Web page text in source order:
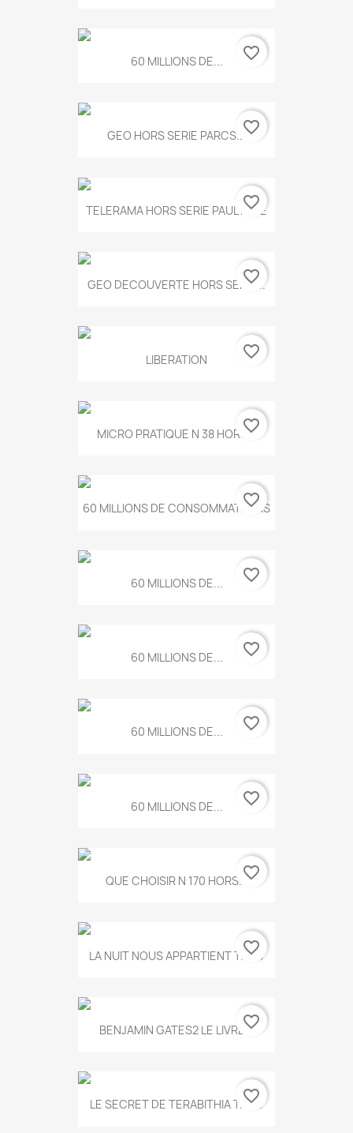
60 MILLIONS DE... favorite_border
GEO HORS SERIE PARCS...favorite_border
TELERAMA HORS SERIE PAUL KLEE
favorite_border
GEO DECOUVERTE HORS SERIE...
favorite_border
LIBERATION favorite_border
MICRO PRATIQUE N 38 HORS...
favorite_border
60 MILLIONS DE CONSOMMATEURS
favorite_border
60 MILLIONS DE... favorite_border
60 MILLIONS DE... favorite_border
60 MILLIONS DE... favorite_border
60 MILLIONS DE... favorite_border
QUE CHOISIR N 170 HORS...favorite_border
LA NUIT NOUS APPARTIENT T.634
favorite_border
BENJAMIN GATES2 LE LIVRE...
favorite_border
LE SECRET DE TERABITHIA T.560
favorite_border